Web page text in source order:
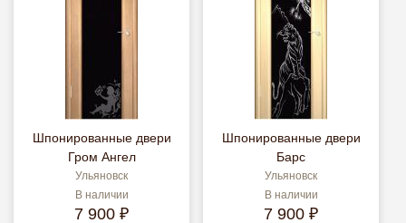
Шпонированные двери
Гром Ангел
Ульяновск
В наличии
7 900 ₽
Шпонированные двери
Барс
Ульяновск
В наличии
7 900 ₽